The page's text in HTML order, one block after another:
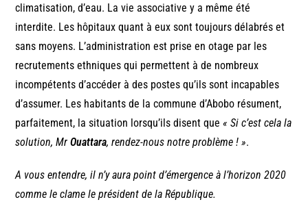
climatisation, d’eau. La vie associative y a même été
interdite. Les hôpitaux quant à eux sont toujours délabrés et
sans moyens. L’administration est prise en otage par les
recrutements ethniques qui permettent à de nombreux
incompétents d’accéder à des postes qu’ils sont incapables
d’assumer. Les habitants de la commune d’Abobo résument,
parfaitement, la situation lorsqu’ils disent que« Si c’est cela la
solution, MrOuattara, rendez-nous notre problème ! ».
A vous entendre, il n’y aura point d’émergence à l’horizon 2020
comme le clame le président de la République.